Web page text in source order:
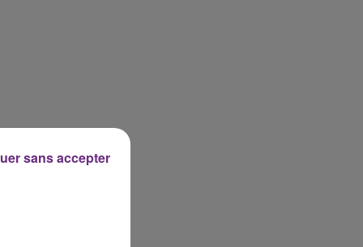
sans accepter